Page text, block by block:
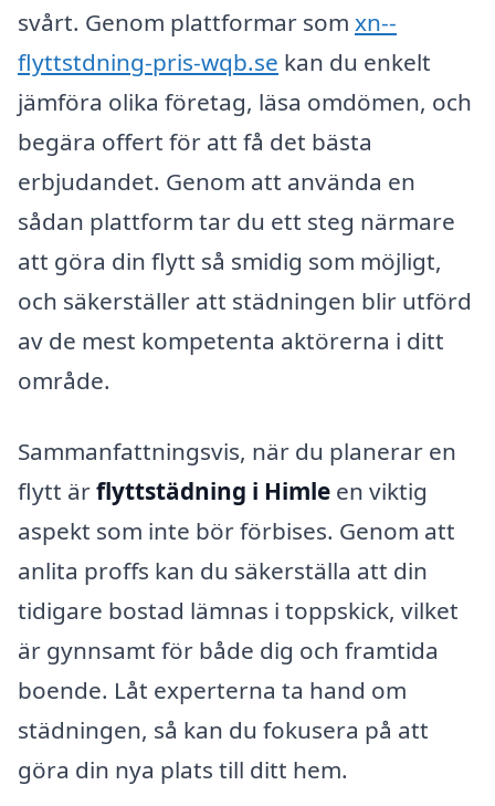
svårt. Genom plattformar som xn--
flyttstdning-pris-wqb.se kan du enkelt
jämföra olika företag, läsa omdömen, och
begära offert för att få det bästa
erbjudandet. Genom att använda en
sådan plattform tar du ett steg närmare
att göra din flytt så smidig som möjligt,
och säkerställer att städningen blir utförd
av de mest kompetenta aktörerna i ditt
område.
Sammanfattningsvis, när du planerar en
flytt ärflyttstädning i Himle en viktig
aspekt som inte bör förbises. Genom att
anlita proffs kan du säkerställa att din
tidigare bostad lämnas i toppskick, vilket
är gynnsamt för både dig och framtida
boende. Låt experterna ta hand om
städningen, så kan du fokusera på att
göra din nya plats till ditt hem.